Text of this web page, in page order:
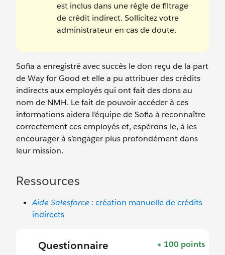
est inclus dans une règle de filtrage
de crédit indirect. Sollicitez votre
administrateur en cas de doute.
Sofia a enregistré avec succès le don reçu de la part
de Way for Good et elle a pu attribuer des crédits
indirects aux employés qui ont fait des dons au
nom de NMH. Le fait de pouvoir accéder à ces
informations aidera l’équipe de Sofia à reconnaître
correctement ces employés et, espérons-le, à les
encourager à s’engager plus profondément dans
leur mission.
Ressources
Aide Salesforce : création manuelle de crédits
indirects